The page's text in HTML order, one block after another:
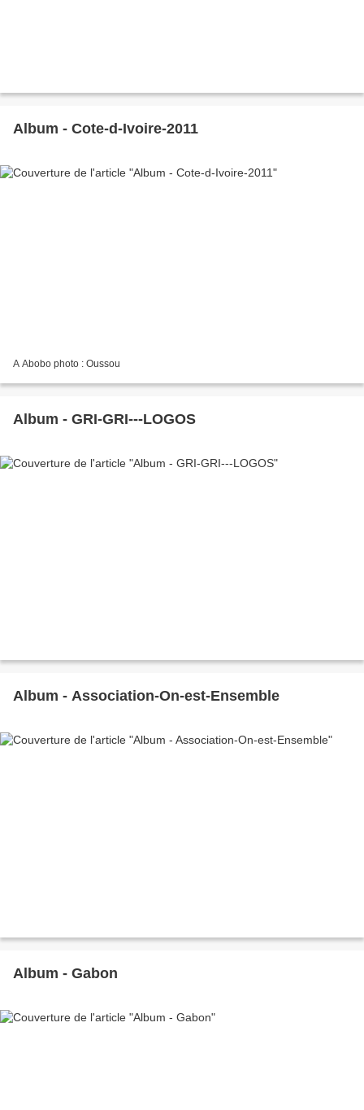
Album - Cote-d-Ivoire-2011
A Abobo photo : Oussou
Album - GRI-GRI---LOGOS
Album - Association-On-est-Ensemble
Album - Gabon